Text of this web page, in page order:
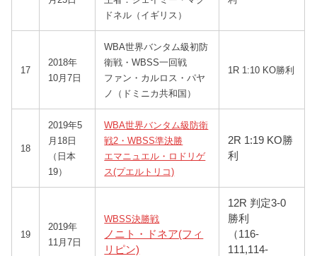
ドネル（イギリス）
17
2018年
10月7日
WBA世界バンタム級初防
衛戦・WBSS一回戦
ファン・カルロス・パヤ
ノ（ドミニカ共和国）
1R 1:10 KO勝利
18
2019年5
月18日
（日本
19）
WBA世界バンタム級防衛
戦2・WBSS準決勝
エマニュエル・ロドリゲ
ス(プエルトリコ)
2R 1:19 KO勝
利
19
2019年
11月7日
WBSS決勝戦
ノニト・ドネア(フィ
リピン)
12R 判定3-0
勝利
（116-
111,114-